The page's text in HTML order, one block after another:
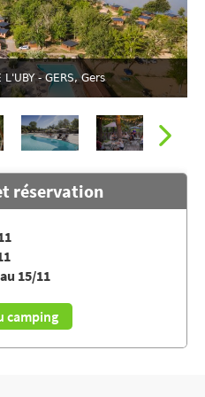
- GERS, Gers
- GERS, Gers
réservation
15/11
camping